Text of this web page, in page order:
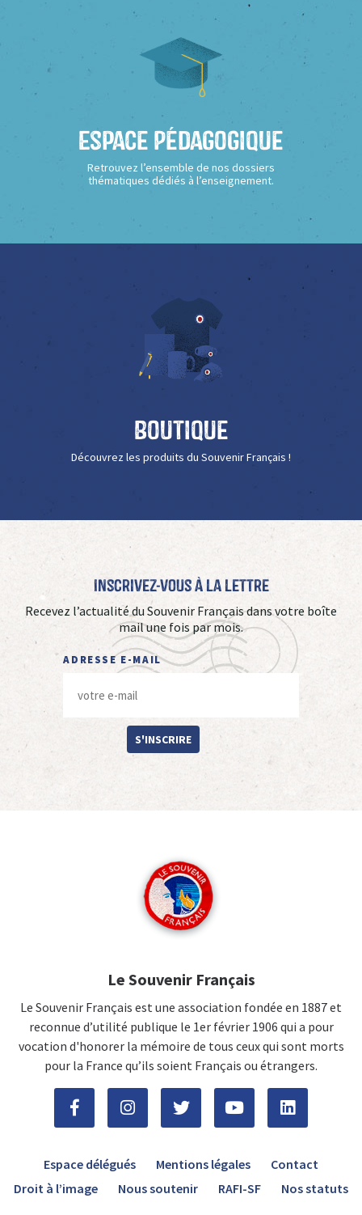
Espace Pédagogique
Retrouvez l’ensemble de nos dossiers
thématiques dédiés à l’enseignement.
Boutique
Découvrez les produits du Souvenir Français !
Inscrivez-vous à La Lettre
Recevez l’actualité du Souvenir Français dans votre boîte
mail une fois par mois.
ADRESSE E-MAIL
S'INSCRIRE
Le Souvenir Français
Le Souvenir Français est une association fondée en 1887 et
reconnue d’utilité publique le 1er février 1906 qui a pour
vocation d'honorer la mémoire de tous ceux qui sont morts
pour la France qu’ils soient Français ou étrangers.
Espace délégués Mentions légales
Contact
Droit à l’image
Nous soutenir RAFI-SF Nos statuts